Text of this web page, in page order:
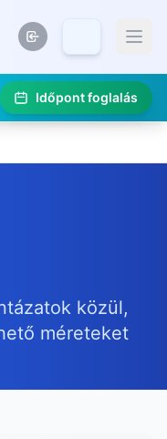
Időpont foglalás
közül,
méreteket